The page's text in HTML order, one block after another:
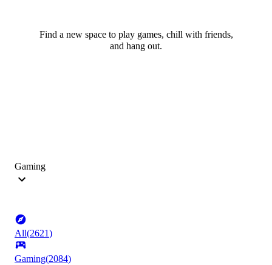
Find a new space to play games, chill with friends,
and hang out.
Gaming
All(2621)
Gaming(2084)